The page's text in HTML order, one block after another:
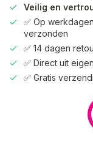
Veilig en
✅ Op
verzonden
✅ 14 dagen
✅ Direct uit
✅ Gratis